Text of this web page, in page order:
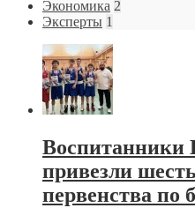
Экономика 2
Эксперты 1
Воспитанники
привезли
первенства по